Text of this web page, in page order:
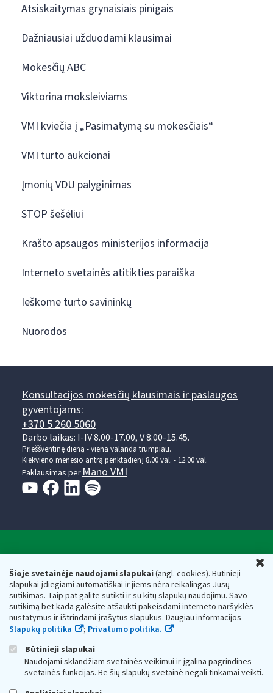
Šioje svetainėje naudojami slapukai(angl. cookies). Būtinieji
slapukai įdiegiami automatiškai ir jiems nėra reikalingas Jūsų
sutikimas. Taip pat galite sutikti ir su kitų slapukų naudojimu. Savo
sutikimą bet kada galėsite atšaukti pakeisdami interneto naršyklės
nustatymus ir ištrindami įrašytus slapukus. Daugiau informacijos
Slapukų politika
; Privatumo politika.
Būtinieji slapukai
Naudojami sklandžiam svetainės veikimui ir įgalina pagrindines
svetainės funkcijas. Be šių slapukų svetainė negali tinkamai veikti.
Atsiskaitymas grynaisiais pinigais
Dažniausiai užduodami klausimai
Mokesčių ABC
Viktorina moksleiviams
VMI kviečia į „Pasimatymą su mokesčiais“
VMI turto aukcionai
Įmonių VDU palyginimas
STOP šešėliui
Krašto apsaugos ministerijos informacija
Interneto svetainės atitikties paraiška
Ieškome turto savininkų
Nuorodos
Konsultacijos mokesčių klausimais ir paslaugos
gyventojams:
+370 5 260 5060
Darbo laikas: I-IV 8.00-17.00, V 8.00-15.45.
Prieššventinę dieną - viena valanda trumpiau.
Kiekvieno mėnesio antrą penktadienį 8.00 val. - 12.00 val.
Paklausimas per Mano VMI
Respublikos finansų ministerijos
Biudžetinė įstaiga. Juridinio asmens kodas — 188659752,
adresas: Vasario 16-osios g. 14, 01107 Vilnius, Lietuva, el.paštas:
vmi@vmi.lt, E. pristatymo dėžutės adresas 188659752
Duomenys apie Valstybinę mokesčių inspekciją prie Lietuvos
Respublikos finansų ministerijos kaupiami ir saugomi Juridinių